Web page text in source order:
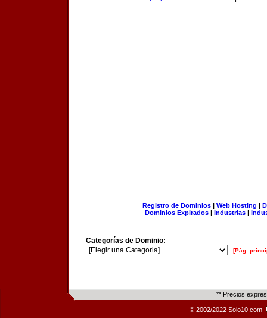
Registro de Dominios| Web Hosting |
Dominios Expirados | Industrias |
Categorías de Dominio:
[Pág.
** Precios
© 2002/2022 Solo10.com